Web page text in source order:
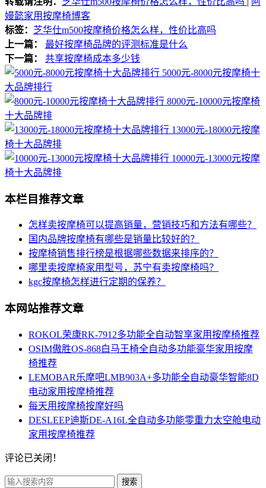
嫚懿家用按摩椅博客
标签： 芝华仕m500按摩椅价格怎么样，性价比高吗
上一篇：
最好按摩椅品牌的评测标准是什么
下一篇：
共享按摩椅成本多少钱
5000元-8000元按摩椅十
大品牌排行
8000元-10000元按摩椅
十大品牌排
13000元-18000元按摩
椅十大品牌排
10000元-13000元按摩
椅十大品牌排
本栏目推荐文章
怎样卖按摩椅可以提高销量，营销技巧和方法有哪些？
国内品牌按摩椅有哪些是销量比较好的？
按摩椅销售排行榜是根据哪些数据来排序的？
哪里卖按摩椅家用型号，苏宁有卖按摩椅吗？
kgc按摩椅怎样进行定期的保养？
本网站推荐文章
ROKOL荣康RK-7912多功能全自动智享家用按摩椅推荐
OSIM傲胜OS-868白马王椅全自动多功能豪华家用按摩
椅推荐
LEMOBAR乐摩吧LMB903A+多功能全自动豪华智能8D
电动家用按摩椅推荐
每天用按摩椅按摩好吗
DESLEEP迪斯DE-A16L全自动多功能零重力太空舱电动
家用按摩椅推荐
评论已关闭！
搜索